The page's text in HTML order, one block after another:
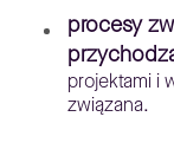
procesy
projektami i
związana.